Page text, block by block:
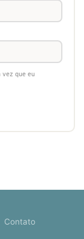
vez que eu
Contato